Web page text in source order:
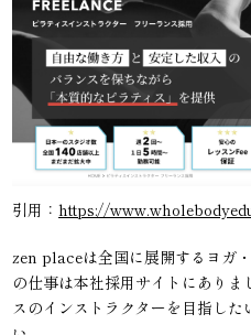
引用：https://
zen placeは全国に展開するヨガ
の仕事は本社採用サイトにありま
スのインストラクターを目指した